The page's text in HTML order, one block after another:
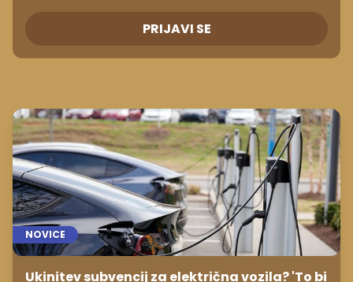
PRIJAVI SE
NOVICE
Ukinitev subvencij za električna vozila? 'To bi